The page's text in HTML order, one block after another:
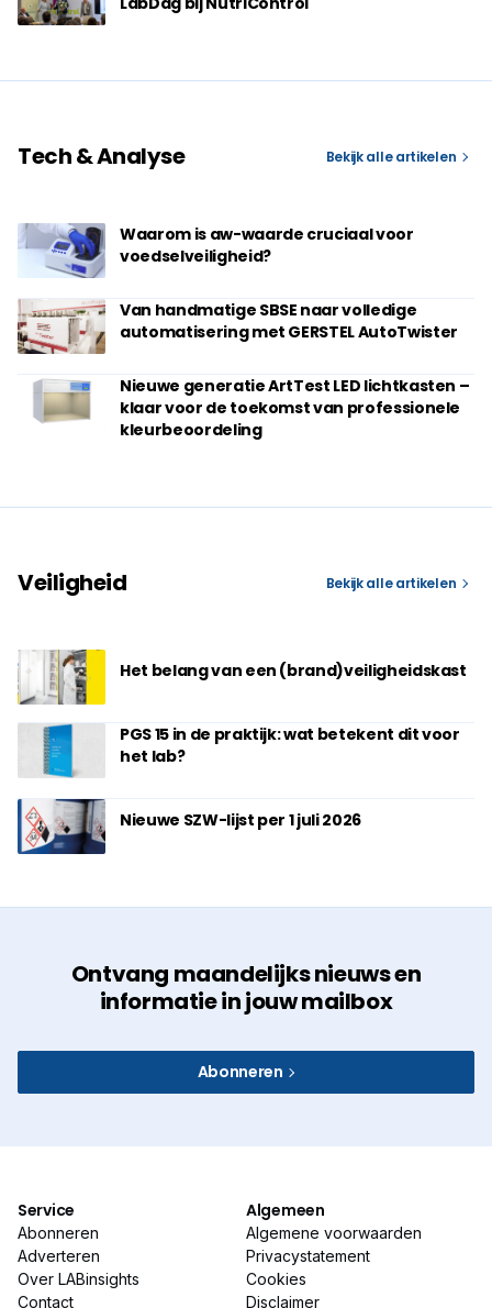
Tech & Analyse Bekijk alle artikelen
Waarom is aw-waarde cruciaal voor
voedselveiligheid?
Van handmatige SBSE naar volledige
automatisering met GERSTEL AutoTwister
Nieuwe generatie ArtTest LED lichtkasten –
klaar voor de toekomst van professionele
kleurbeoordeling
Veiligheid Bekijk alle artikelen
Het belang van een (brand)veiligheidskast
PGS 15 in de praktijk: wat betekent dit voor
het lab?
Nieuwe SZW-lijst per 1 juli 2026
Ontvang maandelijks nieuws en
informatie in jouw mailbox
Abonneren
Service
Abonneren
Adverteren
Over LABinsights
Contact
Algemeen
Algemene voorwaarden
Privacystatement
Cookies
Disclaimer